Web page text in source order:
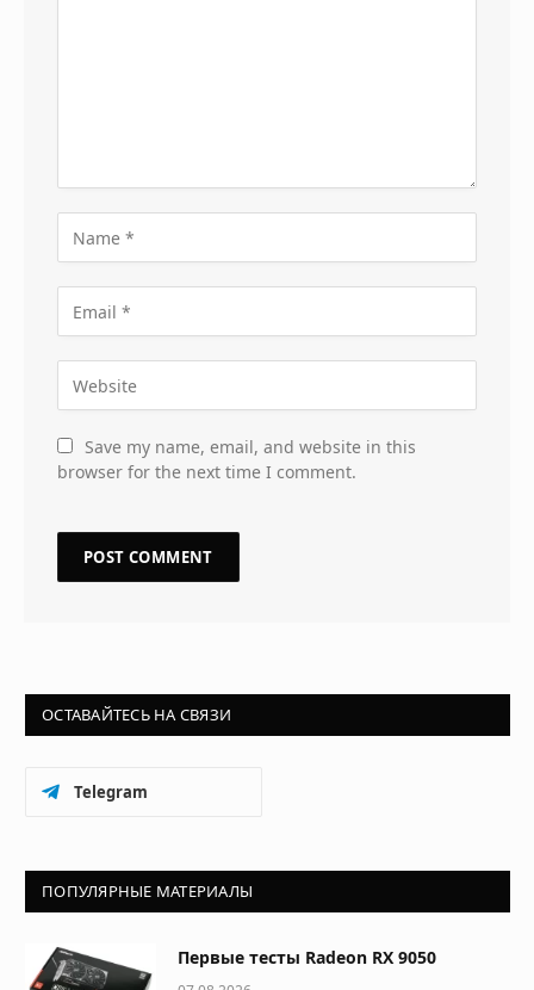
Save my name, email, and website in this
browser for the next time I comment.
ОСТАВАЙТЕСЬ НА СВЯЗИ
Telegram
ПОПУЛЯРНЫЕ МАТЕРИАЛЫ
Первые тесты Radeon RX 9050